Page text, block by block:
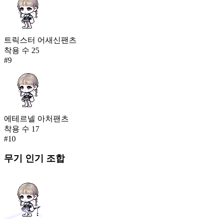
트릭스터 어새신팬츠
착용 수 25
#9
에테르넬 아처팬츠
착용 수 17
#10
무기 인기 조합